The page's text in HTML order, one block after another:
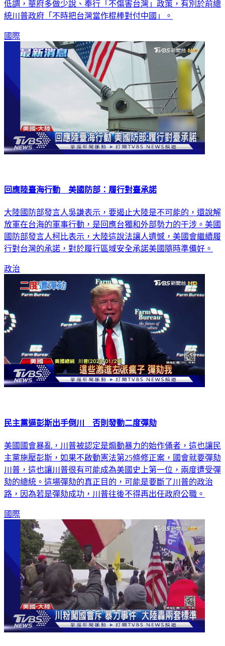
低調，華府多做少說、奉行「不傷害台灣」政策，有別於前總
統川普政府「不時把台灣當作棍棒對付中國」。
國際
回應陸臺海行動 美國防部：履行對臺承諾
大陸國防部發言人吳謙表示，要遏止大陸是不可能的，還說解
放軍在台海的軍事行動，是回應台獨和外部勢力的干涉。美國
國防部發言人柯比表示，大陸這說法讓人遺憾，美國會繼續履
行對台灣的承諾，對於履行區域安全承諾美國隨時準備好。
政治
民主黨逼彭斯出手倒川 否則發動二度彈劾
美國國會暴亂，川普被認定是煽動暴力的始作俑者，這也讓民
主黨施壓彭斯，如果不啟動憲法第25條修正案，國會就要彈劾
川普，這也讓川普很有可能成為美國史上第一位，兩度遭受彈
劾的總統。這場彈劾的真正目的，可能是要斷了川普的政治
路，因為若是彈劾成功，川普往後不得再出任政府公職。
國際